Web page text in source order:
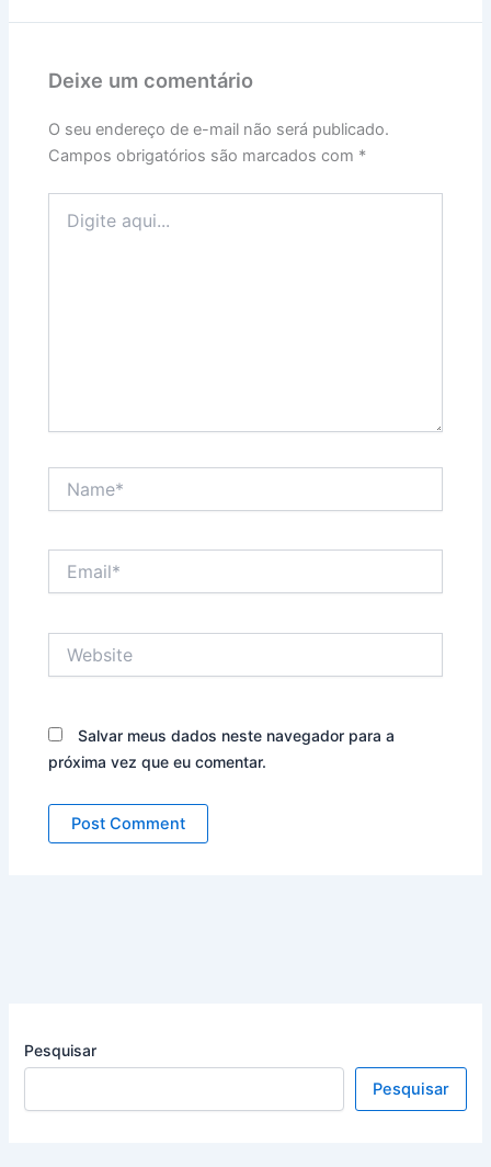
Deixe um comentário
O seu endereço de e-mail não será publicado.
Campos obrigatórios são marcados com *
aqui...
Salvar meus dados neste navegador para a
próxima vez que eu comentar.
Pesquisar
Pesquisar